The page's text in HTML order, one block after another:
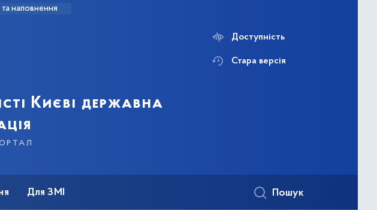
наповнення
Києві державна
Доступність
Стара версія
Для ЗМІ Пошук